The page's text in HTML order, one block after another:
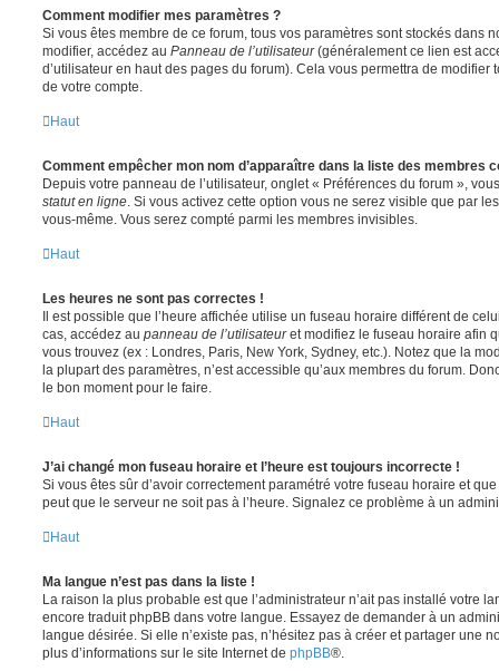
Comment modifier mes paramètres ?
Si vous êtes membre de ce forum, tous vos paramètres sont stockés dans
modifier, accédez au Panneau de l’utilisateur(généralement ce lien est
d’utilisateur en haut des pages du forum). Cela vous permettra de modifier
de votre compte.
Haut
Comment empêcher mon nom d’apparaître dans la liste des membres
Depuis votre panneau de l’utilisateur, onglet « Préférences du forum »,
statut en ligne . Si vous activez cette option vous ne serez visible que par
vous-même. Vous serez compté parmi les membres invisibles.
Haut
Les heures ne sont pas correctes !
Il est possible que l’heure affichée utilise un fuseau horaire différent de
cas, accédez au panneau de l’utilisateuret modifiez le fuseau horaire afin
vous trouvez (ex : Londres, Paris, New York, Sydney, etc.). Notez que la
la plupart des paramètres, n’est accessible qu’aux membres du forum.
le bon moment pour le faire.
Haut
J’ai changé mon fuseau horaire et l’heure est toujours incorrecte !
Si vous êtes sûr d’avoir correctement paramétré votre fuseau horaire et
peut que le serveur ne soit pas à l’heure. Signalez ce problème à un
Haut
Ma langue n’est pas dans la liste !
La raison la plus probable est que l’administrateur n’ait pas installé votre
encore traduit phpBB dans votre langue. Essayez de demander à un
langue désirée. Si elle n’existe pas, n’hésitez pas à créer et partager une
plus d’informations sur le site Internet de phpBB®.